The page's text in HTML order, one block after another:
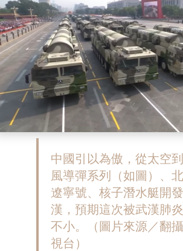
中國引以為傲，從太空
風導彈系列（如圖）、北
遼寧號、核子潛水艇開
漢，預期這次被武漢肺
不小。（圖片來源／翻
視台）